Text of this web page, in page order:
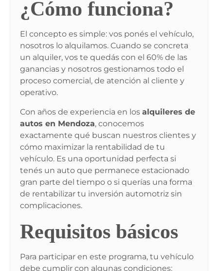
¿Cómo funciona?
El concepto es simple: vos ponés el vehículo,
nosotros lo alquilamos. Cuando se concreta
un alquiler, vos te quedás con el 60% de las
ganancias y nosotros gestionamos todo el
proceso comercial, de atención al cliente y
operativo.
Con años de experiencia en los alquileres de
autos en Mendoza, conocemos
exactamente qué buscan nuestros clientes y
cómo maximizar la rentabilidad de tu
vehículo. Es una oportunidad perfecta si
tenés un auto que permanece estacionado
gran parte del tiempo o si querías una forma
de rentabilizar tu inversión automotriz sin
complicaciones.
Requisitos básicos
Para participar en este programa, tu vehículo
debe cumplir con algunas condiciones: